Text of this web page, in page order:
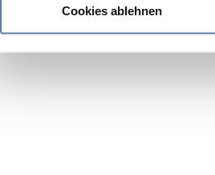
Cookies ablehnen